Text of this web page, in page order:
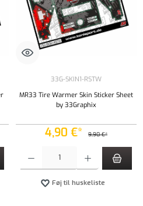
33G-SKIN1-RSTW
MR33 Tire Warmer Skin Sticker Sheet
by 33Graphix
4,90 €* 9,90 €*
Føj til huskeliste